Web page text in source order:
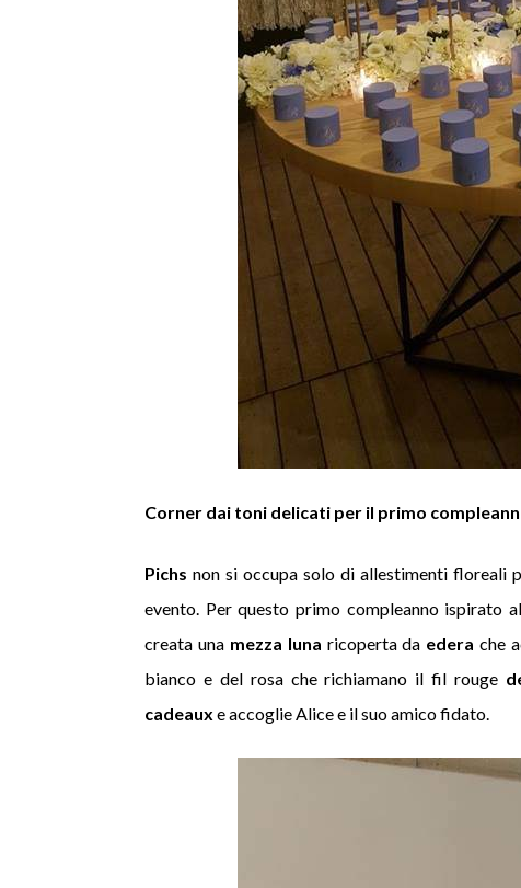
Corner dai toni delicati per il primo
Pichs non si occupa solo di allestimenti floreali
evento. Per questo primo compleanno ispirato
creata una mezza luna ricoperta da edera che
bianco e del rosa che richiamano il fil rouge
cadeaux e accoglie Alice e il suo amico fidato.